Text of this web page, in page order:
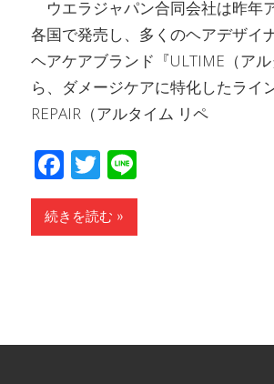
ウエラジャパン合同会社は昨年
各国で発売し、多くのヘアデザイ
ヘアケアブランド『ULTIME（ア
ら、ダメージケアに特化したライ
REPAIR（アルタイム リペ
Facebook
Twitter
Line
続きを読む